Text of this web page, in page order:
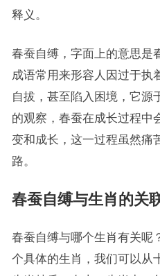
释义。
春蚕自缚，字面上的意思是
成语常用来形容人因过于执
自拔，甚至陷入困境，它源
的观察，春蚕在成长过程中
变和成长，这一过程虽然痛
路。
春蚕自缚与生肖的关
春蚕自缚与哪个生肖有关呢
个具体的生肖，我们可以从